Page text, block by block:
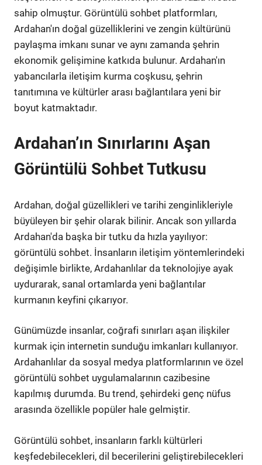
sahip olmuştur. Görüntülü sohbet platformları,
Ardahan'ın doğal güzelliklerini ve zengin kültürünü
paylaşma imkanı sunar ve aynı zamanda şehrin
ekonomik gelişimine katkıda bulunur. Ardahan'ın
yabancılarla iletişim kurma coşkusu, şehrin
tanıtımına ve kültürler arası bağlantılara yeni bir
boyut katmaktadır.
Ardahan’ın Sınırlarını Aşan
Görüntülü Sohbet Tutkusu
Ardahan, doğal güzellikleri ve tarihi zenginlikleriyle
büyüleyen bir şehir olarak bilinir. Ancak son yıllarda
Ardahan'da başka bir tutku da hızla yayılıyor:
görüntülü sohbet. İnsanların iletişim yöntemlerindeki
değişimle birlikte, Ardahanlılar da teknolojiye ayak
uydurarak, sanal ortamlarda yeni bağlantılar
kurmanın keyfini çıkarıyor.
Günümüzde insanlar, coğrafi sınırları aşan ilişkiler
kurmak için internetin sunduğu imkanları kullanıyor.
Ardahanlılar da sosyal medya platformlarının ve özel
görüntülü sohbet uygulamalarının cazibesine
kapılmış durumda. Bu trend, şehirdeki genç nüfus
arasında özellikle popüler hale gelmiştir.
Görüntülü sohbet, insanların farklı kültürleri
keşfedebilecekleri, dil becerilerini geliştirebilecekleri